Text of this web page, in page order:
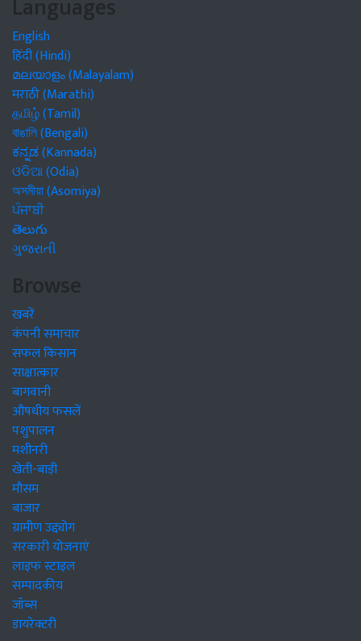
Languages
English
हिंदी (Hindi)
മലയാളം (Malayalam)
मराठी (Marathi)
தமிழ் (Tamil)
বাঙালি (Bengali)
ಕನ್ನಡ (Kannada)
ଓଡିଆ (Odia)
অসমীয়া (Asomiya)
ਪੰਜਾਬੀ
తెలుగు
ગુજરાતી
Browse
खबरें
कंपनी समाचार
सफल किसान
साक्षात्कार
बागवानी
औषधीय फसलें
पशुपालन
मशीनरी
खेती-बाड़ी
मौसम
बाजार
ग्रामीण उद्द्योग
सरकारी योजनाएं
लाइफ स्टाइल
सम्पादकीय
जॉब्स
डायरेक्टरी